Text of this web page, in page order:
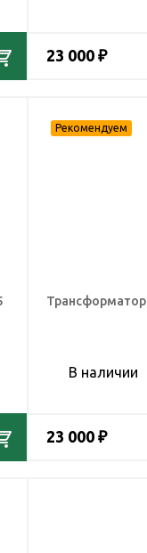
23 000 ₽
В наличии
23 000 ₽